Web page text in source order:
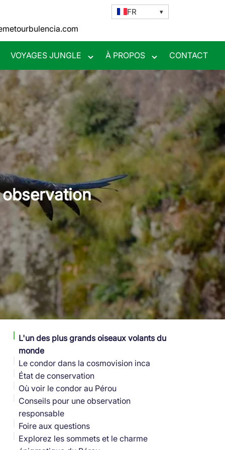
FR
VOYAGES JUNGLE
Toggle
submenu
À PROPOS
Toggle
submenu
CONTACT
L'un des plus grands oiseaux volants du
monde
Le condor dans la cosmovision inca
État de conservation
Où voir le condor au Pérou
Conseils pour une observation
responsable
Foire aux questions
Explorez les sommets et le charme